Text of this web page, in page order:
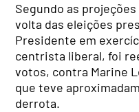
Segundo as
volta das eleições
Presidente em
centrista liberal, foi
votos, contra Marine
que teve
derrota.